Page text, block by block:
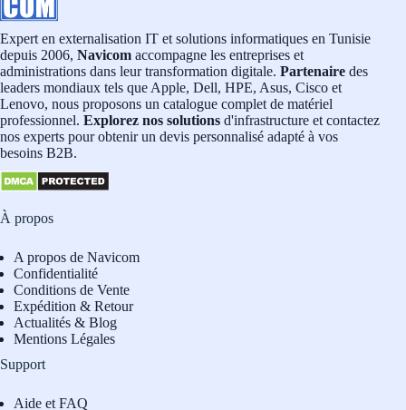
Expert en externalisation IT et solutions informatiques en Tunisie
depuis 2006, Navicom accompagne les entreprises et
administrations dans leur transformation digitale. Partenaire des
leaders mondiaux tels que Apple, Dell, HPE, Asus, Cisco et
Lenovo, nous proposons un catalogue complet de matériel
professionnel. Explorez nos solutions d'infrastructure et contactez
nos experts pour obtenir un devis personnalisé adapté à vos
besoins B2B.
À propos
A propos de Navicom
Confidentialité
Conditions de Vente
Expédition & Retour
Actualités & Blog
Mentions Légales
Support
Aide et FAQ